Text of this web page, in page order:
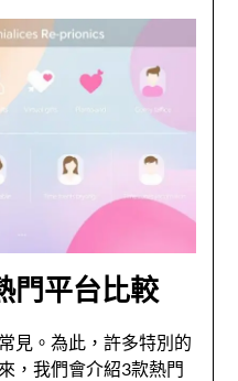
門平台比較
見。為此，許多特別的
，我們會介紹3款熱門